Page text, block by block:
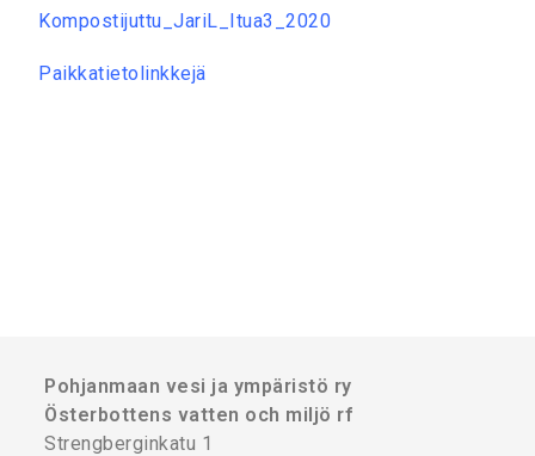
Kompostijuttu_JariL_Itua3_2020
Paikkatietolinkkejä
Pohjanmaan vesi ja ympäristö ry
Österbottens vatten och miljö rf
Strengberginkatu 1